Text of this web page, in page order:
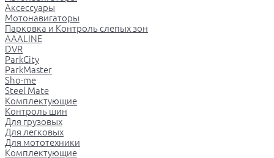
Аксессуары
Мотонавигаторы
Парковка и Контроль слепых зон
AAALINE
DVR
ParkCity
ParkMaster
Sho-me
Steel Mate
Комплектующие
Контроль шин
Для грузовых
Для легковых
Для мототехники
Комплектующие